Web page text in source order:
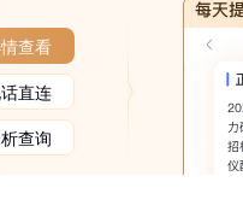
查看
直连
查询